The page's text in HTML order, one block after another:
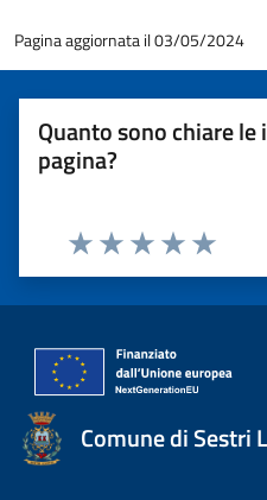
Pagina aggiornata il 03/05/2024
Quanto sono chiare
pagina?
Valuta 5
Valuta 4
Valuta 3 stelle
Valuta 2 stelle su 5
Valuta 1 stelle su 5
Comune di Sestri